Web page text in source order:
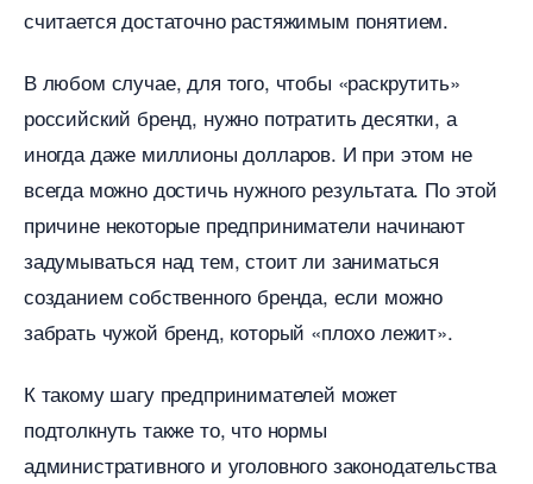
считается достаточно растяжимым понятием.
любом случае, для того, чтобы «раскрутить»
российский бренд, нужно потратить десятки, а
иногда даже миллионы долларов. И при этом не
сегда можно достичь нужного результата. По этой
причине некоторые предприниматели начинают
задумываться над тем, стоит ли заниматься
созданием собственного бренда, если можно
забрать чужой бренд, который «плохо лежит».
К такому шагу предпринимателей может
подтолкнуть также то, что нормы
административного и уголовного законодательства